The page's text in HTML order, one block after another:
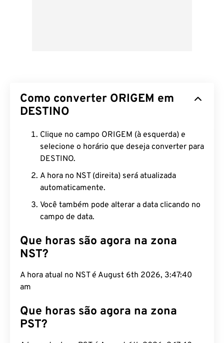
Como converter ORIGEM em
DESTINO
Clique no campo ORIGEM (à esquerda) e
selecione o horário que deseja converter para
DESTINO.
A hora no NST (direita) será atualizada
automaticamente.
Você também pode alterar a data clicando no
campo de data.
Que horas são agora na zona
NST?
A hora atual no NST é August 6th 2026, 3:47:41 am
PST?